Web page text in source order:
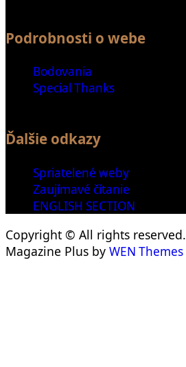
Podrobnosti o webe
Bodovania
Special Thanks
Ďalšie odkazy
Spriatelené weby
Zaujímavé čítanie
ENGLISH SECTION
Copyright © All rights reserved.
Magazine Plus by WEN Themes